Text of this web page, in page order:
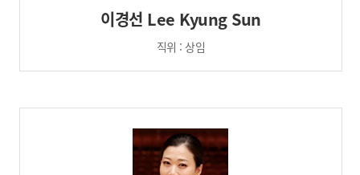
이경선 Lee Kyung Sun
직위 : 상임